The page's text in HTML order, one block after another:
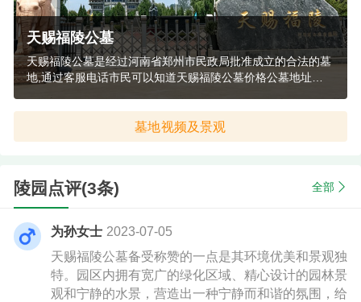
天赐福陵公墓
天赐福陵公墓是经过河南省郑州市民政局批准成立的合法的墓
地,通过客服电话市民可以知道天赐福陵公墓价格公墓地址位
式及陵园清明扫墓班车电话.
墓地视频及景观
陵园点评(3条) 全部
为孙女士 2023-07-05
天赐福陵公墓备受称赞的一点是其环境优美和景观独
特。园区内拥有宽广的绿化区域、精心设计的园林景
观和宁静的水景，营造出一种宁静而和谐的氛围，给